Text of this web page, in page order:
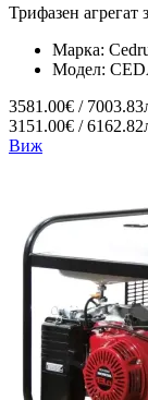
Трифазен агрегат
Марка:
Модел:
3581.00€ /
3151.00€ /
Виж